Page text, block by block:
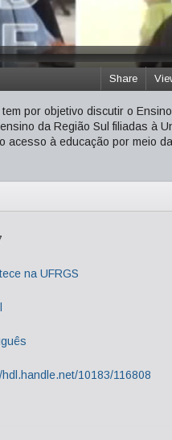
Share
por objetivo discutir o
da Região Sul filiadas à
acesso à educação por meio
na UFRGS
hdl.handle.net/10183/116808